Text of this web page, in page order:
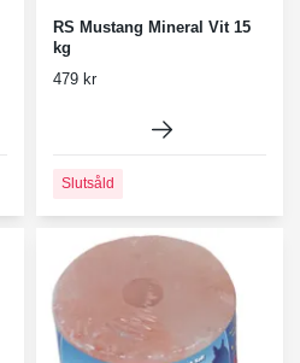
RS Mustang Mineral Vit 15
kg
479 kr
Slutsåld